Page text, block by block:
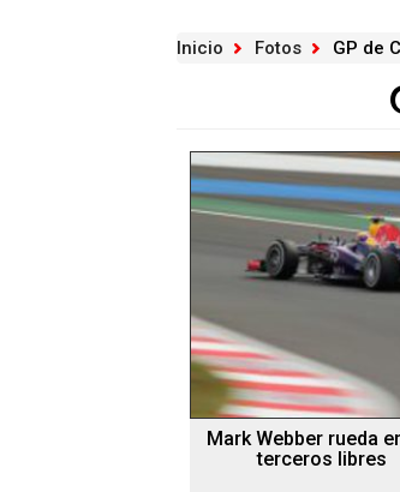
Inicio Fotos GP de
Mark Webber rueda
terceros libres